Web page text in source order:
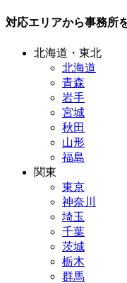
対応エリアから事務所
北海道・東北
北海道
青森
岩手
宮城
秋田
山形
福島
関東
東京
神奈川
埼玉
千葉
茨城
栃木
群馬